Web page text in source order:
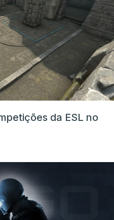
da ESL no